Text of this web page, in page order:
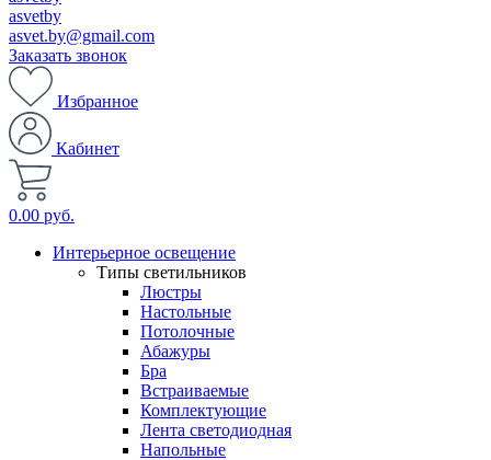
asvetby
asvet.by@gmail.com
Заказать звонок
Избранное
Кабинет
0.00 руб.
Интерьерное освещение
Типы светильников
Люстры
Настольные
Потолочные
Абажуры
Бра
Встраиваемые
Комплектующие
Лента светодиодная
Напольные